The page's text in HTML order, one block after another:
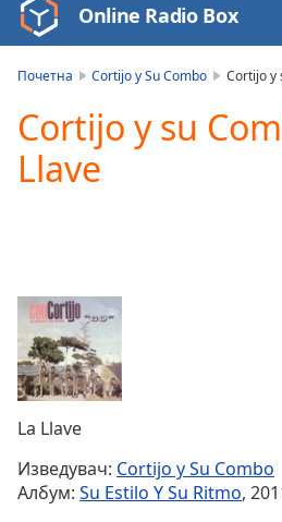
Video
Player
Play
Video
Current
Time0:00
Duration-:-
Loaded:
Stream
TypeLIVE
Seek to
live,
Online Radio Box
Почетна Cortijo y Su Combo Cortijo y
Cortijo y su
Llave
La Llave
Изведувач: Cortijo y Su Combo
Албум: Su Estilo Y Su Ritmo,